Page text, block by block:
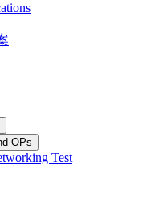
OPs
Test